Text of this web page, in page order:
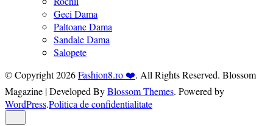
Geci Dama
Paltoane Dama
Sandale Dama
Salopete
© Copyright 2026Fashion8.ro ❤️. All Rights Reserved. Blossom
Magazine | Developed ByBlossom Themes. Powered by
WordPress.Politica de confidentialitate